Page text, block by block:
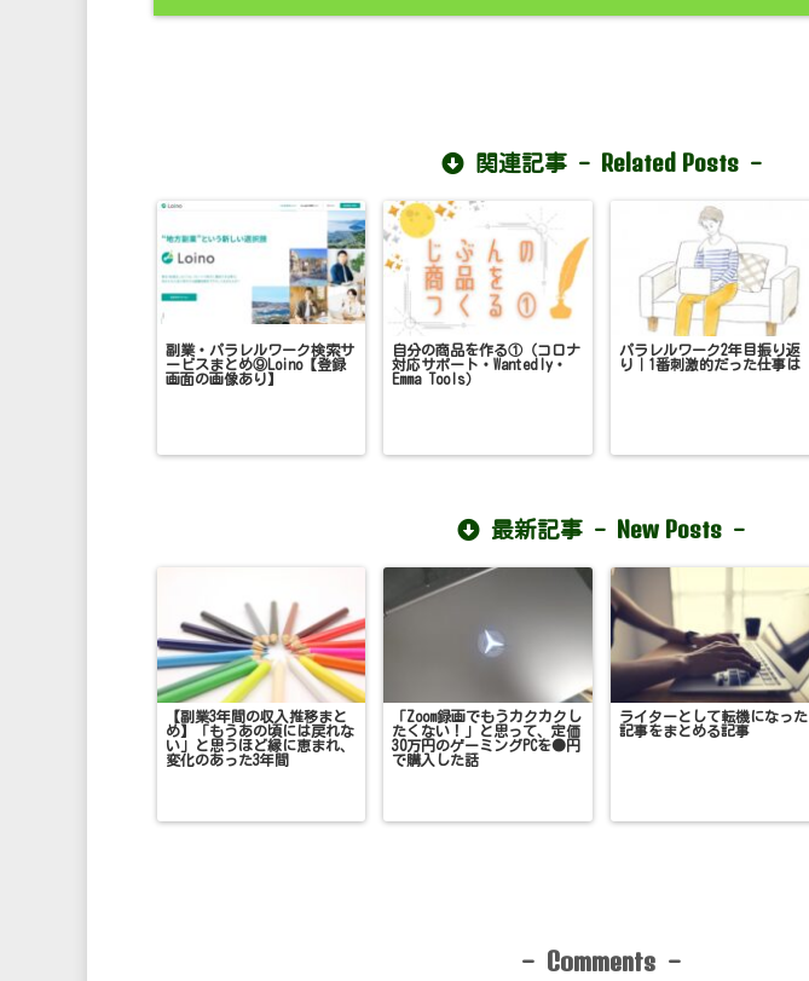
関連記事 - Related Posts-
副業・パラレルワーク検索サ
ービスまとめ⑨Loino【登録
画面の画像あり】
自分の商品を作る①（コロナ
対応サポート・Wantedly・
Emma Tools）
パラレルワーク2年目振り返
り｜1番刺激的だった仕事は
最新記事 - New Posts -
【副業3年間の収入推移まと
め】「もうあの頃には戻れな
い」と思うほど縁に恵まれ、
変化のあった3年間
「Zoom録画でもうカクカクし
たくない！」と思って、定価
30万円のゲーミングPCを●円
で購入した話
ライターとして転機になった
記事をまとめる記事
- Comments -